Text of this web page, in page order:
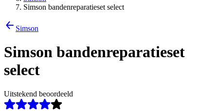
Simson bandenreparatieset select
Simson
Simson bandenreparatieset
select
Uitstekend beoordeeld